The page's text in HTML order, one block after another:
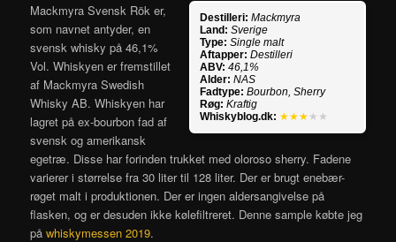
Destilleri: Mackmyra
Land: Sverige
Type: Single malt
Aftapper: Destilleri
ABV: 46,1%
Alder: NAS
Fadtype: Bourbon, Sherry
Røg: Kraftig
Whiskyblog.dk: ★★★ ★★
Mackmyra Svensk Rök er,
som navnet antyder, en
svensk whisky på 46,1%
Vol. Whiskyen er fremstillet
af Mackmyra Swedish
Whisky AB. Whiskyen har
lagret på ex-bourbon fad af
svensk og amerikansk
egetræ. Disse har forinden trukket med oloroso sherry. Fadene
varierer i størrelse fra 30 liter til 128 liter. Der er brugt enebær-
røget malt i produktionen. Der er ingen aldersangivelse på
flasken, og er desuden ikke kølefiltreret. Denne sample købte jeg
påwhiskymessen 2019.